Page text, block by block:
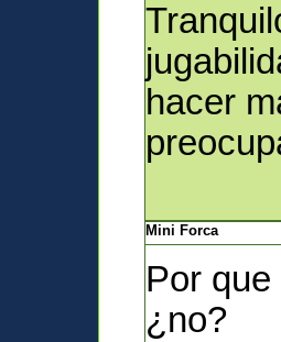
hacer
Mini Forca
Por
¿no?